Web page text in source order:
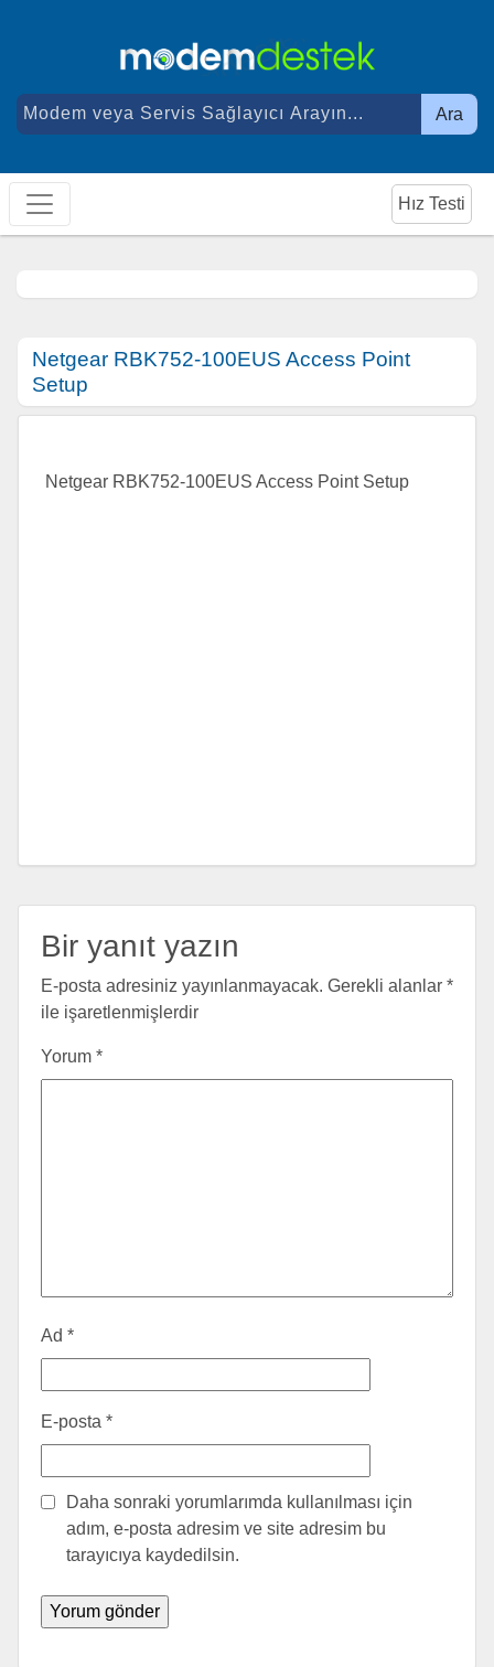
Ara
Hız Testi
Netgear RBK752-100EUS Access Point
Setup
Netgear RBK752-100EUS Access Point Setup
Bir yanıt yazın
E-posta adresiniz yayınlanmayacak. Gerekli alanlar *
ile işaretlenmişlerdir
Yorum *
Ad *
E-posta *
Daha sonraki yorumlarımda kullanılması için
adım, e-posta adresim ve site adresim bu
tarayıcıya kaydedilsin.